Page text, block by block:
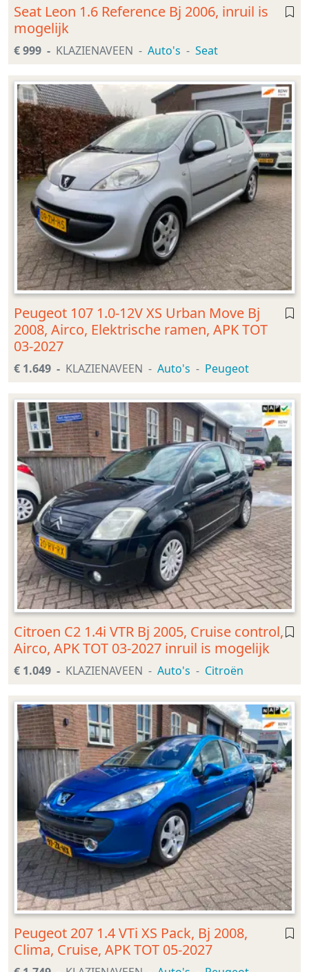
Seat Leon 1.6 Reference Bj 2006, inruil is
mogelijk
€ 999 KLAZIENAVEEN Auto's Seat
Peugeot 107 1.0-12V XS Urban Move Bj
2008, Airco, Elektrische ramen, APK TOT
03-2027
€ 1.649 KLAZIENAVEEN Auto's Peugeot
Citroen C2 1.4i VTR Bj 2005, Cruise control,
Airco, APK TOT 03-2027 inruil is mogelijk
€ 1.049 KLAZIENAVEEN Auto's Citroën
Peugeot 207 1.4 VTi XS Pack, Bj 2008,
Clima, Cruise, APK TOT 05-2027